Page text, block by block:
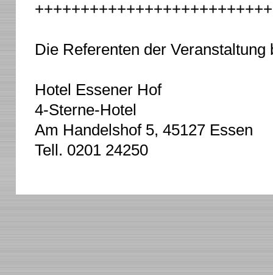
Die Referenten der
Hotel Essener Hof
4-Sterne-Hotel
Am Handelshof 5, 45127 Essen
Tell. 0201 24250